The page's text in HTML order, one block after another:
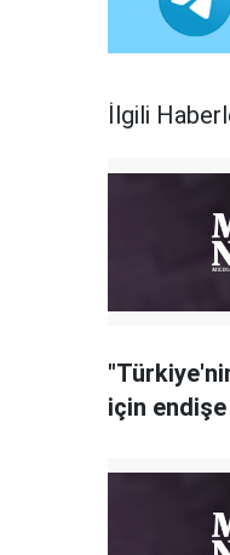
İlgili
için endişe